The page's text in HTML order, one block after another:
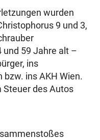
wurden
9 und 3,
und 59 Jahre alt –
ins
ins AKH Wien.
Steuer des Autos